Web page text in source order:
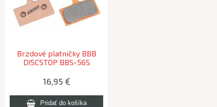
Brzdové platničky BBB
DISCSTOP BBS-56S
sintrované
16,95 €